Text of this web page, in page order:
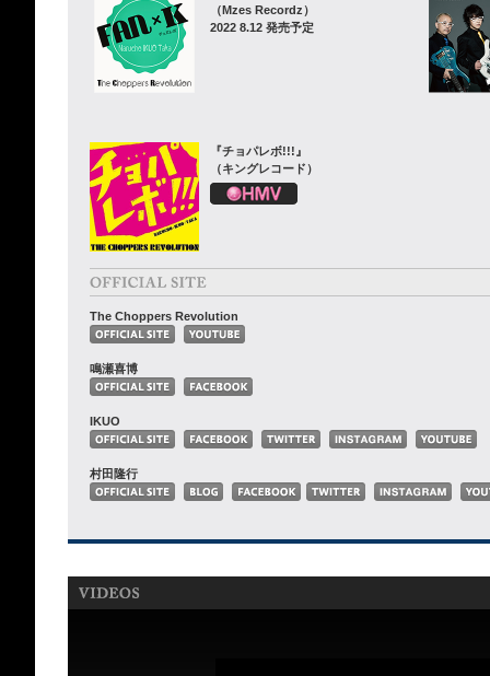
（Mzes Recordz）
2022 8.12 発売予定
『チョパレボ!!!』
（キングレコード）
The Choppers Revolution
鳴瀬喜博
IKUO
村田隆行